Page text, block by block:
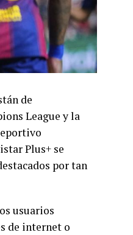
de
League y la
Plus+ se
por tan
usuarios
de internet o